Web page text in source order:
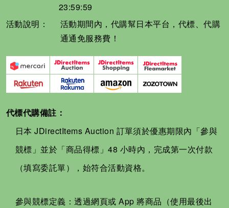
23:59:59
活動說明：
活動期間內，代購幫日本平台，代標、代購
通通免服務費！
代標代購備註：
日本 JDirectItems Auction 訂單須於優惠期限內「參與
競標」並於「商品得標」48 小時內，完成第一次付款
（填寫委託單），始符合活動資格。
參與競標定義：透過網頁或 App 將商品（使用最後出